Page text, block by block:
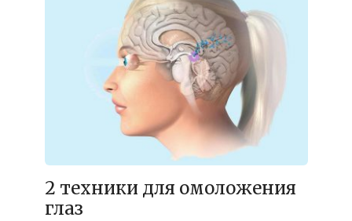
2 техники для омоложения
глаз